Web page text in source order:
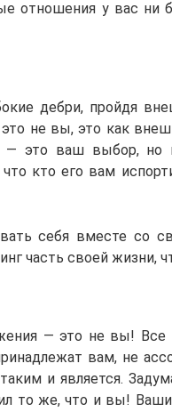
отношения у вас ни
дебри, пройдя
не вы, это как
— это ваш выбор,
что кто его вам
себя вместе со
часть своей жизни,
— это не вы! Все
вам, не
и является.
то же, что и вы!